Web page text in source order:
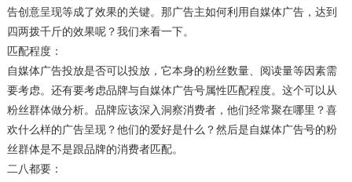
告创意呈现等成了效果的关键。那广告主如何利用自媒体广告，达到
四两拨千斤的效果呢？我们来看一下。
匹配程度：
自媒体广告投放是否可以投放，它本身的粉丝数量、阅读量等因素需
要考虑。还有要考虑品牌与自媒体广告号属性匹配程度。这个可以从
粉丝群体做分析。品牌应该深入洞察消费者，他们经常聚在哪里？喜
欢什么样的广告呈现？他们的爱好是什么？然后是自媒体广告号的粉
丝群体是不是跟品牌的消费者匹配。
二八都要：